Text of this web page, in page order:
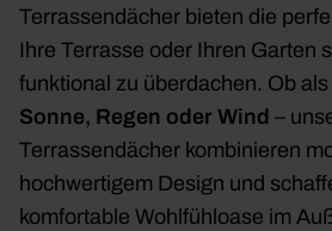
Terrassendächer bieten die
Ihre Terrasse oder Ihren Garten
funktional zu überdachen. Ob als
Sonne, Regen oder Wind –
Terrassendächer kombinieren
hochwertigem Design und
komfortable Wohlfühloase im